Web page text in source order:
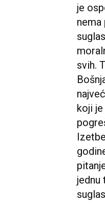
je
svih.
koji
jednu